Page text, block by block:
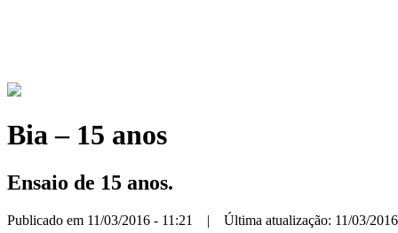
Bia – 15 anos
Ensaio de 15 anos.
Publicado em 11/03/2016 - 11:21 | Última atualização: 11/03/